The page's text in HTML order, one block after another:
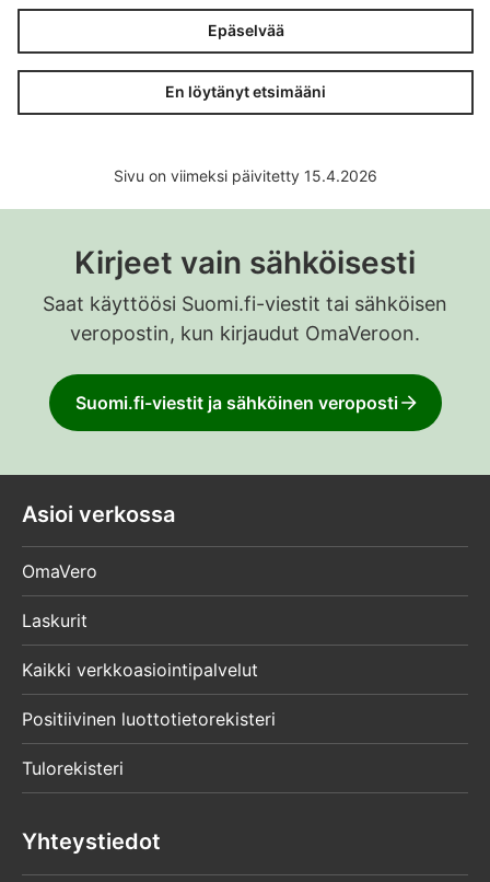
Epäselvää
En löytänyt etsimääni
Sivu on viimeksi päivitetty 15.4.2026
Kirjeet vain sähköisesti
Saat käyttöösi Suomi.fi-viestit tai sähköisen
veropostin, kun kirjaudut OmaVeroon.
Suomi.fi-viestit ja sähköinen veroposti
Asioi verkossa
OmaVero
Laskurit
Kaikki verkkoasiointipalvelut
Positiivinen luottotietorekisteri
Tulorekisteri
Yhteystiedot